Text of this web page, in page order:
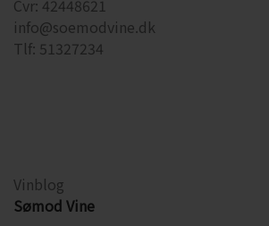
Cvr: 42448621
info@soemodvine.dk
Tlf: 51327234
Vinblog
Sømod Vine